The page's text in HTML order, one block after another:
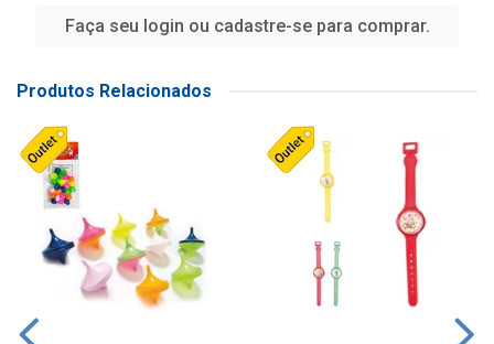
Faça seu login ou cadastre-se para comprar.
Produtos Relacionados